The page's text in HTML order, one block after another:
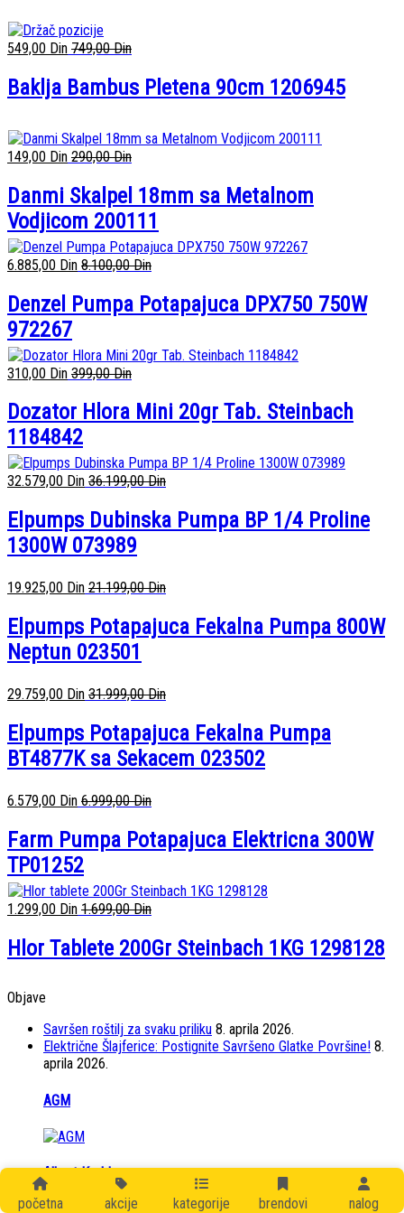
početna akcije kategorije brendovi nalog
549,00 Din 749,00Din
Baklja Bambus Pletena 90cm 1206945
149,00 Din 290,00Din
Danmi Skalpel 18mm sa Metalnom
Vodjicom 200111
6.885,00 Din 8.100,00Din
Denzel Pumpa Potapajuca DPX750 750W
972267
310,00 Din 399,00Din
Dozator Hlora Mini 20gr Tab. Steinbach
1184842
32.579,00 Din 36.199,00Din
Elpumps Dubinska Pumpa BP 1/4 Proline
1300W 073989
19.925,00 Din 21.199,00Din
Elpumps Potapajuca Fekalna Pumpa 800W
Neptun 023501
29.759,00 Din 31.999,00Din
Elpumps Potapajuca Fekalna Pumpa
BT4877K sa Sekacem 023502
6.579,00 Din 6.999,00Din
Farm Pumpa Potapajuca Elektricna 300W
TP01252
1.299,00 Din 1.699,00Din
Hlor Tablete 200Gr Steinbach 1KG 1298128
Objave
Savršen roštilj za svaku priliku 8. aprila 2026.
Električne Šlajferice: Postignite Savršeno Glatke Površine! 8.
aprila 2026.
Karusel bvrendova
AGM
Albert Kerbl